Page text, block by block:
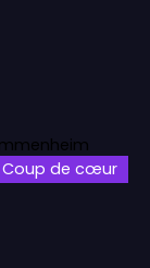
IMMOBILIER NEUF
Coup de cœur